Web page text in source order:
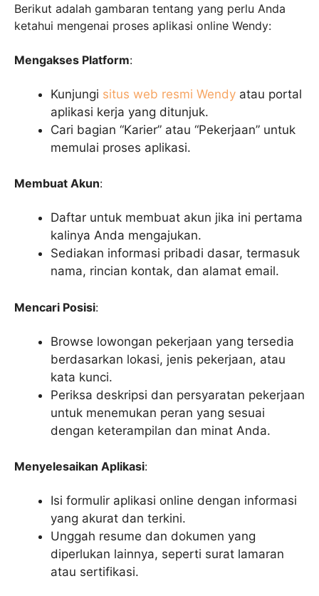
Berikut adalah gambaran tentang yang perlu Anda
ketahui mengenai proses aplikasi online Wendy:
Mengakses Platform:
Kunjungi situs web resmi Wendy atau portal
aplikasi kerja yang ditunjuk.
Cari bagian “Karier” atau “Pekerjaan” untuk
memulai proses aplikasi.
Membuat Akun:
Daftar untuk membuat akun jika ini pertama
kalinya Anda mengajukan.
Sediakan informasi pribadi dasar, termasuk
nama, rincian kontak, dan alamat email.
Mencari Posisi:
Browse lowongan pekerjaan yang tersedia
berdasarkan lokasi, jenis pekerjaan, atau
kata kunci.
Periksa deskripsi dan persyaratan pekerjaan
untuk menemukan peran yang sesuai
dengan keterampilan dan minat Anda.
Menyelesaikan Aplikasi:
Isi formulir aplikasi online dengan informasi
yang akurat dan terkini.
Unggah resume dan dokumen yang
diperlukan lainnya, seperti surat lamaran
atau sertifikasi.